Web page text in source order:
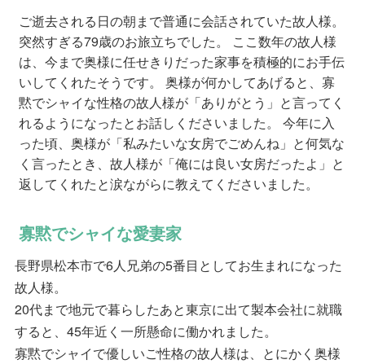
ご逝去される日の朝まで普通に会話されていた故人様。
突然すぎる79歳のお旅立ちでした。 ここ数年の故人様
は、今まで奥様に任せきりだった家事を積極的にお手伝
いしてくれたそうです。 奥様が何かしてあげると、寡
黙でシャイな性格の故人様が「ありがとう」と言ってく
れるようになったとお話しくださいました。 今年に入
った頃、奥様が「私みたいな女房でごめんね」と何気な
く言ったとき、故人様が「俺には良い女房だったよ」と
返してくれたと涙ながらに教えてくださいました。
寡黙でシャイな愛妻家
長野県松本市で6人兄弟の5番目としてお生まれになった
故人様。
20代まで地元で暮らしたあと東京に出て製本会社に就職
すると、45年近く一所懸命に働かれました。
寡黙でシャイで優しいご性格の故人様は、とにかく奥様